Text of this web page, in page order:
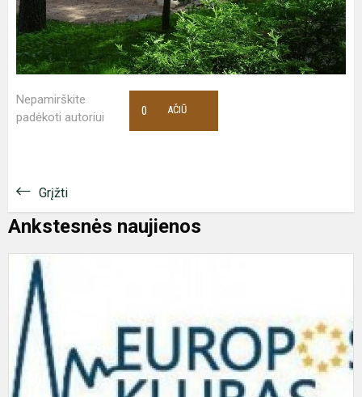
Nepamirškite
padėkoti autoriui
AČIŪ
0
Grįžti
Ankstesnės naujienos